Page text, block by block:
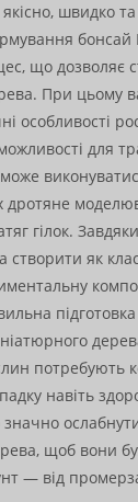
швидко
бонсай
що дозволяє
При цьому
особливості
для
гілок.
як
потребують
навіть
щоб вони
— від